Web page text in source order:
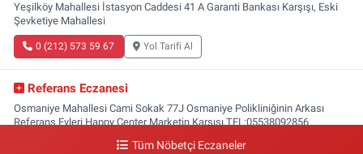
Yeşilköy Mahallesi İstasyon Caddesi 41 A Garanti Bankası Karşışı, Eski
Şevketiye Mahallesi
0 (212) 573 59 67 Yol Tarifi Al
Referans Eczanesi
Osmaniye Mahallesi Cami Sokak 77J Osmaniye Polikliniğinin Arkası
Referans Evleri Happy Center Marketin Karşısı TEL:05538092856
Yol Tarifi Al
Tüm Nöbetçi Eczaneler